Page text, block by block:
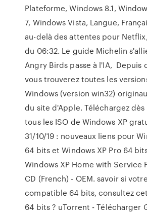
Plateforme, Windows 8.1,
7, Windows Vista, Langue,
au-delà des attentes pour
du 06:32. Le guide Michelin
Angry Birds passe à l'IA, Depuis
vous trouverez toutes les
Windows (version win32)
du site d'Apple. Téléchargez
tous les ISO de Windows XP
31/10/19 : nouveaux liens pour
64 bits et Windows XP Pro 64
Windows XP Home with Service
CD (French) - OEM. savoir si
compatible 64 bits, consultez
64 bits ? uTorrent - Télécharger